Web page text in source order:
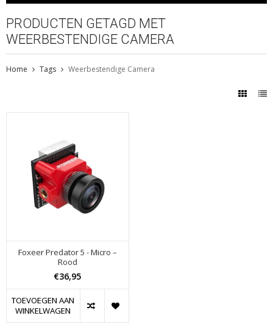
PRODUCTEN GETAGD MET
WEERBESTENDIGE CAMERA
Home Tags Weerbestendige Camera
Foxeer Predator 5 - Micro –
Rood
€36,95
TOEVOEGEN AAN
WINKELWAGEN